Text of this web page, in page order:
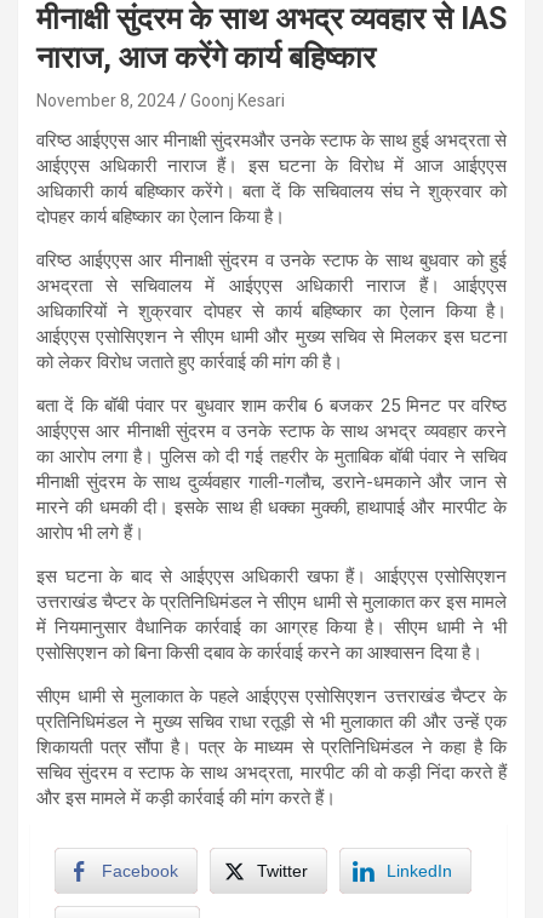
मीनाक्षी सुंदरम के साथ अभद्र व्यवहार से IAS
नाराज, आज करेंगे कार्य बहिष्कार
November 8, 2024 Goonj Kesari
वरिष्ठ आईएएस आर मीनाक्षी सुंदरमऔर उनके स्टाफ के साथ हुई अभद्रता से
आईएएस अधिकारी नाराज हैं। इस घटना के विरोध में आज आईएएस
अधिकारी कार्य बहिष्कार करेंगे। बता दें कि सचिवालय संघ ने शुक्रवार को
दोपहर कार्य बहिष्कार का ऐलान किया है।
वरिष्ठ आईएएस आर मीनाक्षी सुंदरम व उनके स्टाफ के साथ बुधवार को हुई
अभद्रता से सचिवालय में आईएएस अधिकारी नाराज हैं। आईएएस
अधिकारियों ने शुक्रवार दोपहर से कार्य बहिष्कार का ऐलान किया है।
आईएएस एसोसिएशन ने सीएम धामी और मुख्य सचिव से मिलकर इस घटना
को लेकर विरोध जताते हुए कार्रवाई की मांग की है।
बता दें कि बॉबी पंवार पर बुधवार शाम करीब 6 बजकर 25 मिनट पर वरिष्ठ
आईएएस आर मीनाक्षी सुंदरम व उनके स्टाफ के साथ अभद्र व्यवहार करने
का आरोप लगा है। पुलिस को दी गई तहरीर के मुताबिक बॉबी पंवार ने सचिव
मीनाक्षी सुंदरम के साथ दुर्व्यवहार गाली-गलौच, डराने-धमकाने और जान से
मारने की धमकी दी। इसके साथ ही धक्का मुक्की, हाथापाई और मारपीट के
आरोप भी लगे हैं।
इस घटना के बाद से आईएएस अधिकारी खफा हैं। आईएएस एसोसिएशन
उत्तराखंड चैप्टर के प्रतिनिधिमंडल ने सीएम धामी से मुलाकात कर इस मामले
में नियमानुसार वैधानिक कार्रवाई का आग्रह किया है। सीएम धामी ने भी
एसोसिएशन को बिना किसी दबाव के कार्रवाई करने का आश्वासन दिया है।
सीएम धामी से मुलाकात के पहले आईएएस एसोसिएशन उत्तराखंड चैप्टर के
प्रतिनिधिमंडल ने मुख्य सचिव राधा रतूड़ी से भी मुलाकात की और उन्हें एक
शिकायती पत्र सौंपा है। पत्र के माध्यम से प्रतिनिधिमंडल ने कहा है कि
सचिव सुंदरम व स्टाफ के साथ अभद्रता, मारपीट की वो कड़ी निंदा करते हैं
और इस मामले में कड़ी कार्रवाई की मांग करते हैं।
Facebook Twitter LinkedIn